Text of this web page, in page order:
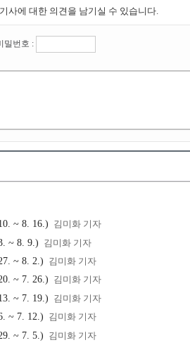
사에 대한 의견을 남기실 수 있습니다.
밀번호 :
~ 8. 16.) 김미화 기자
~ 8. 9.) 김미화 기자
~ 8. 2.)
김미화 기자
~ 7. 26.) 김미화 기자
~ 7. 19.) 김미화 기자
~ 7. 12.) 김미화 기자
~ 7. 5.) 김미화 기자